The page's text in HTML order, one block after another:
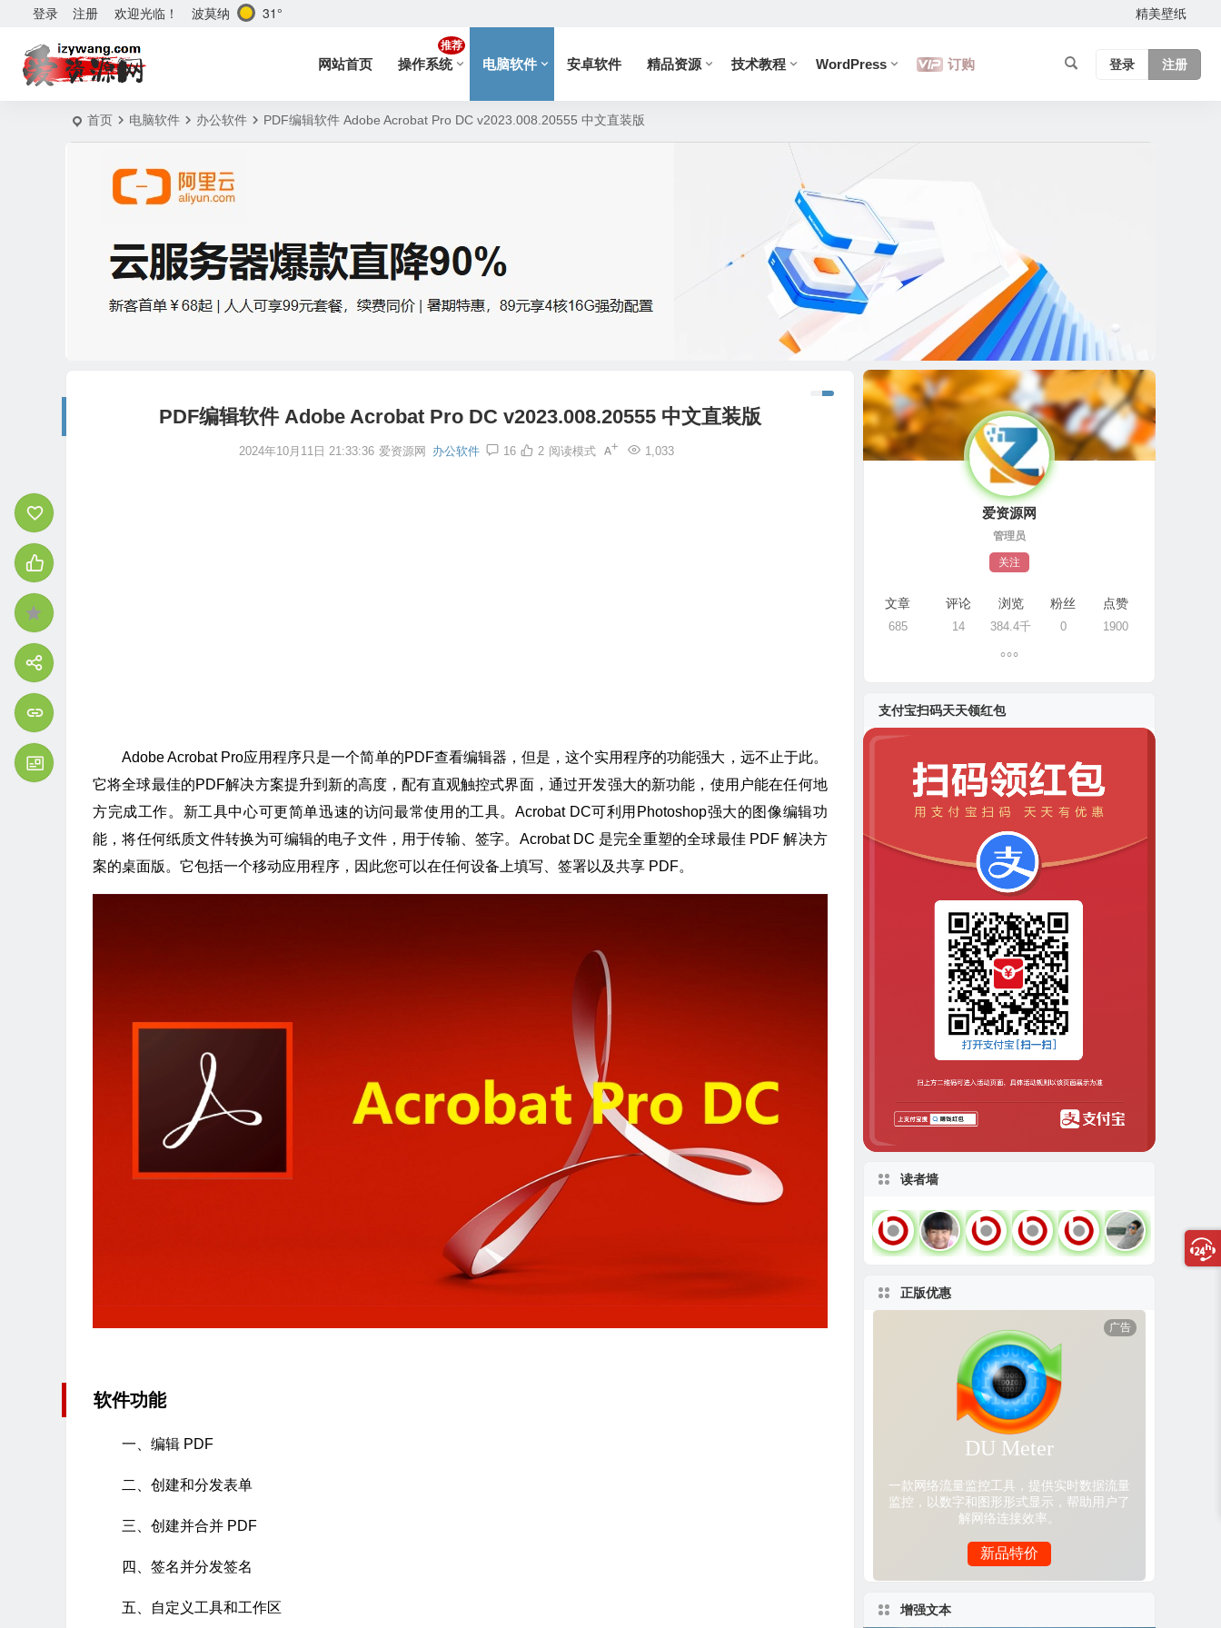
欢迎光临！
登录 注册 波莫纳 31° 精美壁纸
网站首页 操作系统
推荐
电脑软件 安卓软件 精品资源 技术教程 WordPress 订购 登录 注册
首页 电脑软件 办公软件 PDF编辑软件 Adobe Acrobat Pro DC v2023.008.20555 中文直装版
PDF编辑软件 Adobe Acrobat Pro DC v2023.008.20555 中文直装版
2024年10月11日 21:33:36 爱资源网 办公软件 16 1,033
2 阅读模式
Adobe Acrobat Pro应用程序只是一个简单的PDF查看编辑器，但是，这个实用程序的功能强大，远不止于此。
它将全球最佳的PDF解决方案提升到新的高度，配有直观触控式界面，通过开发强大的新功能，使用户能在任何地
方完成工作。新工具中心可更简单迅速的访问最常使用的工具。Acrobat DC可利用Photoshop强大的图像编辑功
能，将任何纸质文件转换为可编辑的电子文件，用于传输、签字。Acrobat DC 是完全重塑的全球最佳 PDF 解决方
案的桌面版。它包括一个移动应用程序，因此您可以在任何设备上填写、签署以及共享 PDF。
软件功能
一、编辑 PDF
二、创建和分发表单
三、创建并合并 PDF
四、签名并分发签名
五、自定义工具和工作区
爱资源网
管理员
关注
文章
685
评论
14
浏览
384.4千
粉丝
0
点赞
1900
支付宝扫码天天领红包
读者墙
正版优惠
增强文本